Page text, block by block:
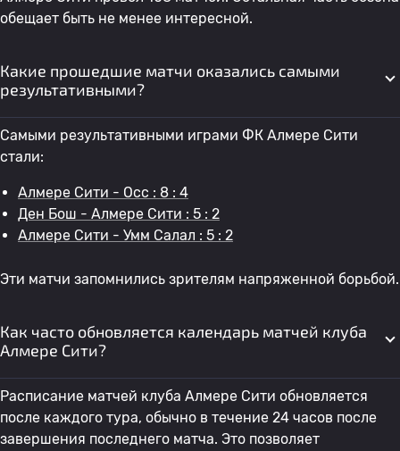
обещает быть не менее интересной.
Какие прошедшие матчи оказались самыми
результативными?
Самыми результативными играми ФК Алмере Сити
стали:
Алмере Сити - Осс : 8 : 4
Ден Бош - Алмере Сити : 5 : 2
Алмере Сити - Умм Салал : 5 : 2
Эти матчи запомнились зрителям напряженной борьбой.
Как часто обновляется календарь матчей клуба
Алмере Сити?
Расписание матчей клуба Алмере Сити обновляется
после каждого тура, обычно в течение 24 часов после
завершения последнего матча. Это позволяет